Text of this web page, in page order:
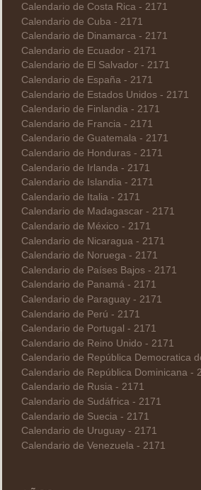
Calendario de Costa Rica - 2171
Calendario de Cuba - 2171
Calendario de Dinamarca - 2171
Calendario de Ecuador - 2171
Calendario de El Salvador - 2171
Calendario de España - 2171
Calendario de Estados Unidos - 2171
Calendario de Finlandia - 2171
Calendario de Francia - 2171
Calendario de Guatemala - 2171
Calendario de Honduras - 2171
Calendario de Irlanda - 2171
Calendario de Islandia - 2171
Calendario de Italia - 2171
Calendario de Madagascar - 2171
Calendario de México - 2171
Calendario de Nicaragua - 2171
Calendario de Noruega - 2171
Calendario de Países Bajos - 2171
Calendario de Panamá - 2171
Calendario de Paraguay - 2171
Calendario de Perú - 2171
Calendario de Portugal - 2171
Calendario de Reino Unido - 2171
Calendario de República Democratica
Calendario de República Dominicana -
Calendario de Rusia - 2171
Calendario de Sudáfrica - 2171
Calendario de Suecia - 2171
Calendario de Uruguay - 2171
Calendario de Venezuela - 2171